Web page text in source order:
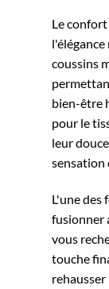
Le confort
coussins
bien-être
pour le
leur
sensation
L'une des
fusionner
vous
touche